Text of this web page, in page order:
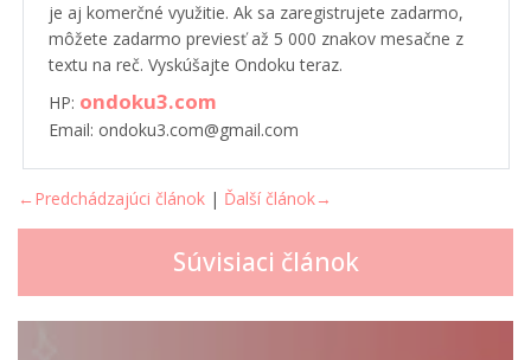
je aj komerčné využitie. Ak sa zaregistrujete zadarmo,
môžete zadarmo previesť až 5 000 znakov mesačne z
textu na reč. Vyskúšajte Ondoku teraz.
HP: ondoku3.com
Email: ondoku3.com@gmail.com
←Predchádzajúci článok | Ďalší článok→
Súvisiaci článok